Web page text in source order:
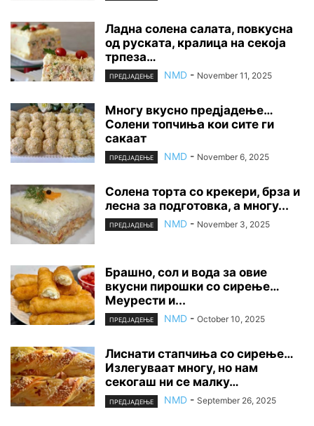
Ладна солена салата, повкусна
од руската, кралица на секоја
трпеза…
ПРЕДЈАДЕЊЕ NMD - November 11, 2025
Многу вкусно предјадење…
Солени топчиња кои сите ги
сакаат
ПРЕДЈАДЕЊЕ NMD - November 6, 2025
Солена торта со крекери, брза и
лесна за подготовка, а многу...
ПРЕДЈАДЕЊЕ NMD - November 3, 2025
Брашно, сол и вода за овие
вкусни пирошки со сирење…
Меурести и...
ПРЕДЈАДЕЊЕ NMD - October 10, 2025
Лиснати стапчиња со сирење…
Излегуваат многу, но нам
секогаш ни се малку…
ПРЕДЈАДЕЊЕ NMD - September 26, 2025